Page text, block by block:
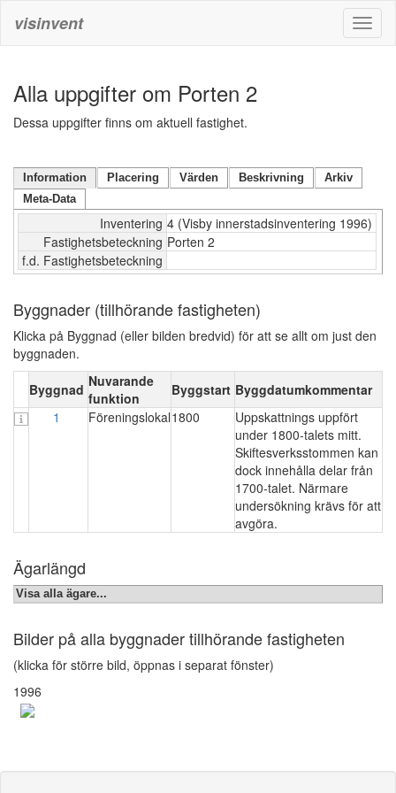
visinvent
Alla uppgifter om Porten 2
Dessa uppgifter finns om aktuell fastighet.
Information Placering Värden Beskrivning
Arkiv
Meta-Data
Inventering 4 (Visby innerstadsinventering 1996)
Fastighetsbeteckning Porten 2
f.d. Fastighetsbeteckning
Byggnader (tillhörande fastigheten)
Klicka på Byggnad (eller bilden bredvid) för att se allt om just den
byggnaden.
Byggnad Nuvarande
funktion
Byggstart Byggdatumkommentar
1
Föreningslokal1800
Uppskattnings uppfört
under 1800-talets mitt.
Skiftesverksstommen kan
dock innehålla delar från
1700-talet. Närmare
undersökning krävs för att
avgöra.
Ägarlängd
Visa alla ägare...
Bilder på alla byggnader tillhörande fastigheten
(klicka för större bild, öppnas i separat fönster)
1996